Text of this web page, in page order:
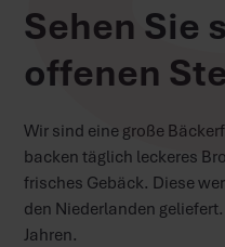
Sehen Sie
offenen
Wir sind eine große
backen täglich leckeres
frisches Gebäck. Diese
den Niederlanden
Jahren.